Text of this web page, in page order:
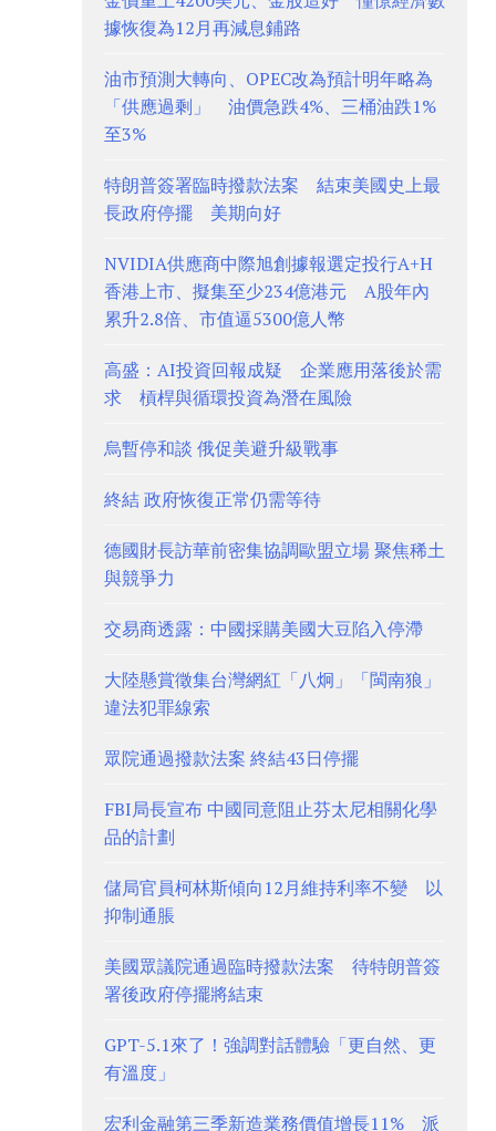
據恢復為12月再減息鋪路
油市預測大轉向、OPEC改為預計明年略為
「供應過剩」 油價急跌4%、三桶油跌1%
至3%
特朗普簽署臨時撥款法案 結束美國史上最
長政府停擺 美期向好
NVIDIA供應商中際旭創據報選定投行A+H
香港上市、擬集至少234億港元 A股年內
累升2.8倍、市值逼5300億人幣
高盛：AI投資回報成疑 企業應用落後於需
求 槓桿與循環投資為潛在風險
烏暫停和談 俄促美避升級戰事
終結 政府恢復正常仍需等待
德國財長訪華前密集協調歐盟立場 聚焦稀土
與競爭力
交易商透露：中國採購美國大豆陷入停滯
大陸懸賞徵集台灣網紅「八炯」「閩南狼」
違法犯罪線索
眾院通過撥款法案 終結43日停擺
FBI局長宣布 中國同意阻止芬太尼相關化學
品的計劃
儲局官員柯林斯傾向12月維持利率不變 以
抑制通脹
美國眾議院通過臨時撥款法案 待特朗普簽
署後政府停擺將結束
GPT-5.1來了！強調對話體驗「更自然、更
有溫度」
宏利金融第三季新造業務價值增長11% 派